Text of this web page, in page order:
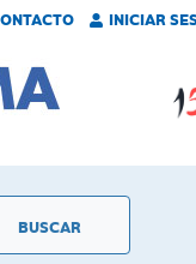
INICIAR